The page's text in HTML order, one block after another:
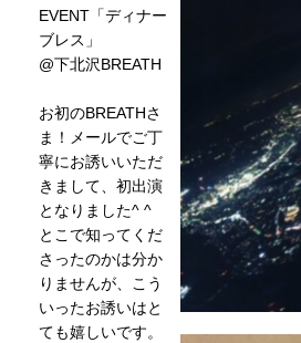
EVENT「ディナー
ブレス」
@下北沢BREATH
お初のBREATHさ
ま！メールでご丁
寧にお誘いいただ
きまして、初出演
となりました^ ^
とこで知ってくだ
さったのかは分か
りませんが、こう
いったお誘いはと
ても嬉しいです。